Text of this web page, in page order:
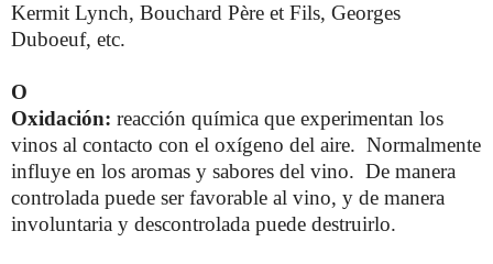
Kermit Lynch, Bouchard Père et Fils, Georges
Duboeuf, etc.
O
Oxidación: reacción química que experimentan los
vinos al contacto con el oxígeno del aire. Normalmente
influye en los aromas y sabores del vino. De manera
controlada puede ser favorable al vino, y de manera
involuntaria y descontrolada puede destruirlo.